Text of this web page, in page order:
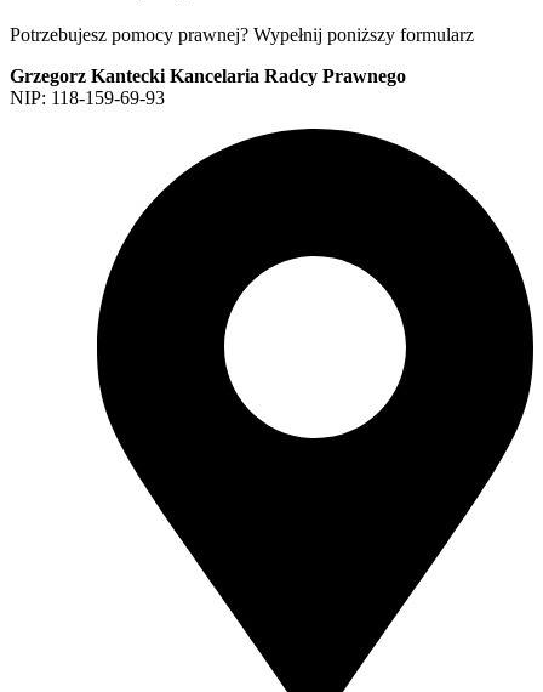
Potrzebujesz pomocy prawnej? Wypełnij poniższy formularz
Grzegorz Kantecki Kancelaria Radcy Prawnego
NIP: 118-159-69-93